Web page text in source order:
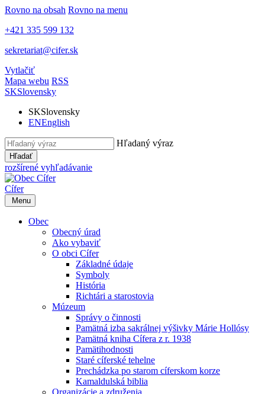
Rovno na obsah Rovno na menu
+421 335 599 132
sekretariat@cifer.sk
Vytlačiť
Mapa webu RSS
SKSlovensky
SKSlovensky
ENEnglish
Hľadaný výraz
Hľadať
rozšírené vyhľadávanie
Cífer
Menu
Obec
Obecný úrad
Ako vybaviť
O obci Cífer
Základné údaje
Symboly
História
Richtári a starostovia
Múzeum
Správy o činnosti
Pamätná izba sakrálnej výšivky Márie Hollósy
Pamätná kniha Cífera z r. 1938
Pamätihodnosti
Staré cíferské tehelne
Prechádzka po starom cíferskom korze
Kamaldulská biblia
Organizácie a združenia